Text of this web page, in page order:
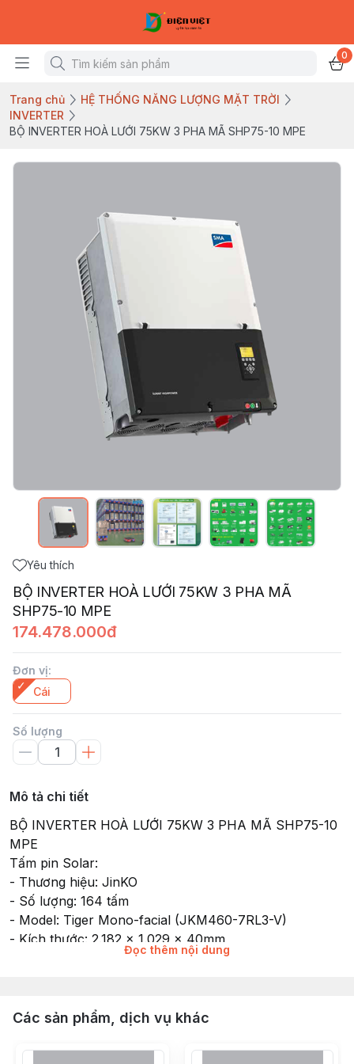
0
Trang chủ
HỆ THỐNG NĂNG LƯỢNG MẶT TRỜI
INVERTER
BỘ INVERTER HOÀ LƯỚI 75KW 3 PHA MÃ SHP75-10 MPE
Yêu thích
BỘ INVERTER HOÀ LƯỚI 75KW 3 PHA MÃ
SHP75-10 MPE
174.478.000đ
Đơn vị:
Cái
Số lượng
Mô tả chi tiết
BỘ INVERTER HOÀ LƯỚI 75KW 3 PHA MÃ SHP75-10
MPE
Tấm pin Solar:
- Thương hiệu: JinKO
- Số lượng: 164 tấm
- Model: Tiger Mono-facial (JKM460-7RL3-V)
- Kích thước: 2.182 x 1.029 x 40mm
- Trọng lượng: 26.1 kg
- Hộp nối: IP67
- Công suất: 460Wp
Đọc thêm nội dung
Các sản phẩm, dịch vụ khác